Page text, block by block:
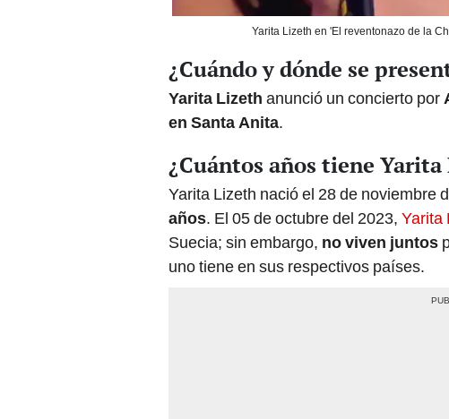
Yarita Lizeth en 'El reventonazo de la
¿Cuándo y dónde se
Yarita Lizeth anunció un concierto por
en Santa Anita.
¿Cuántos años tiene
Yarita Lizeth nació el 28 de noviembre
años. El 05 de octubre del 2023, Yarita
Suecia; sin embargo, no viven juntos
uno tiene en sus respectivos países.